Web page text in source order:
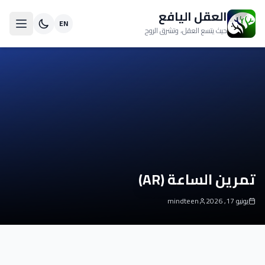
العقل اليافع
حيث يتسع العقل، وتشرق الروح EN
تمرين الساعة (AR)
يونيو 17, 2026 mindteen